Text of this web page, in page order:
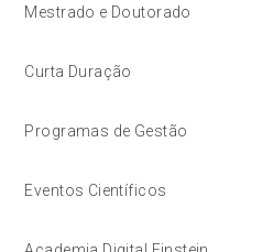
Mestrado e Doutorado
Curta Duração
Programas de Gestão
Eventos Científicos